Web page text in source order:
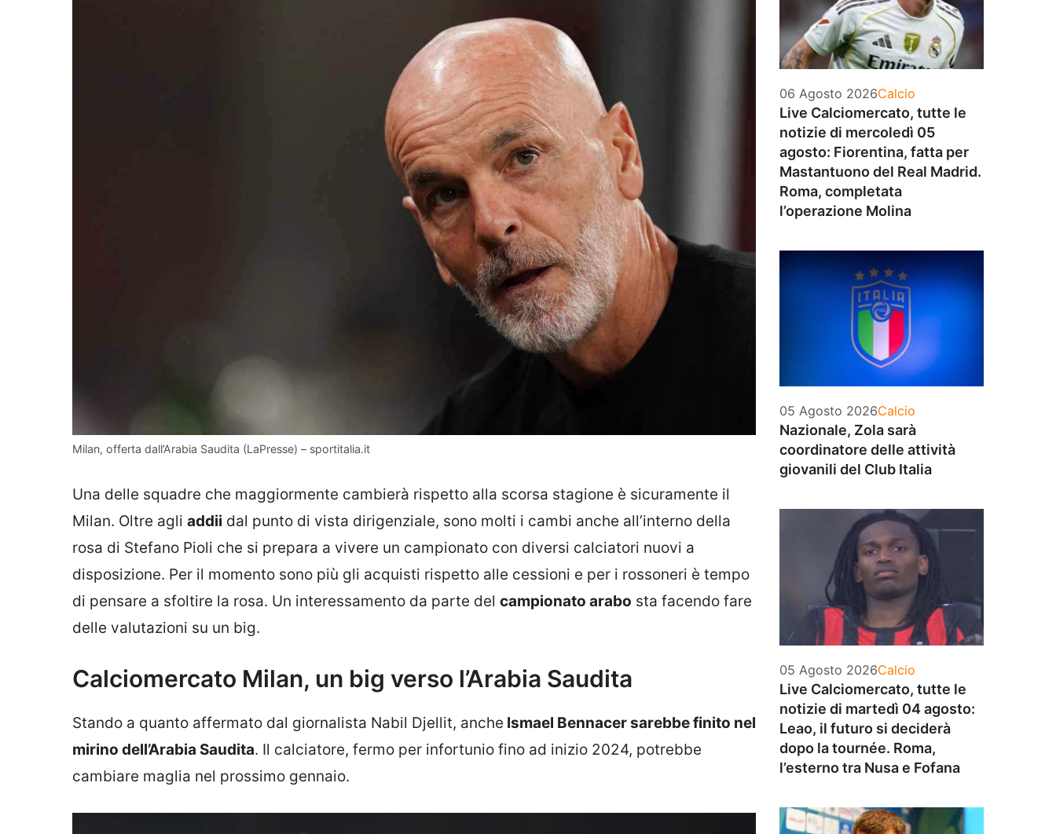
Milan, offerta dall’Arabia Saudita (LaPresse) – sportitalia.it
Una delle squadre che maggiormente cambierà rispetto alla scorsa stagione è sicuramente il
Milan. Oltre agli addii dal punto di vista dirigenziale, sono molti i cambi anche all’interno della
rosa di Stefano Pioli che si prepara a vivere un campionato con diversi calciatori nuovi a
disposizione. Per il momento sono più gli acquisti rispetto alle cessioni e per i rossoneri è tempo
di pensare a sfoltire la rosa. Un interessamento da parte del campionato arabo sta facendo fare
delle valutazioni su un big.
Calciomercato Milan, un big verso l’Arabia Saudita
Stando a quanto affermato dal giornalista Nabil Djellit, anche Ismael Bennacer sarebbe finito nel
mirino dell’Arabia Saudita. Il calciatore, fermo per infortunio fino ad inizio 2024, potrebbe
cambiare maglia nel prossimo gennaio.
06 Agosto 2026Categorie
Calcio
Live Calciomercato, tutte le
notizie di mercoledì 05
agosto: Fiorentina, fatta per
Mastantuono del Real Madrid.
Roma, completata
l’operazione Molina
05 Agosto 2026Categorie
Calcio
Nazionale, Zola sarà
coordinatore delle attività
giovanili del Club Italia
05 Agosto 2026Categorie
Calcio
Live Calciomercato, tutte le
notizie di martedì 04 agosto:
Leao, il futuro si deciderà
dopo la tournée. Roma,
l’esterno tra Nusa e Fofana